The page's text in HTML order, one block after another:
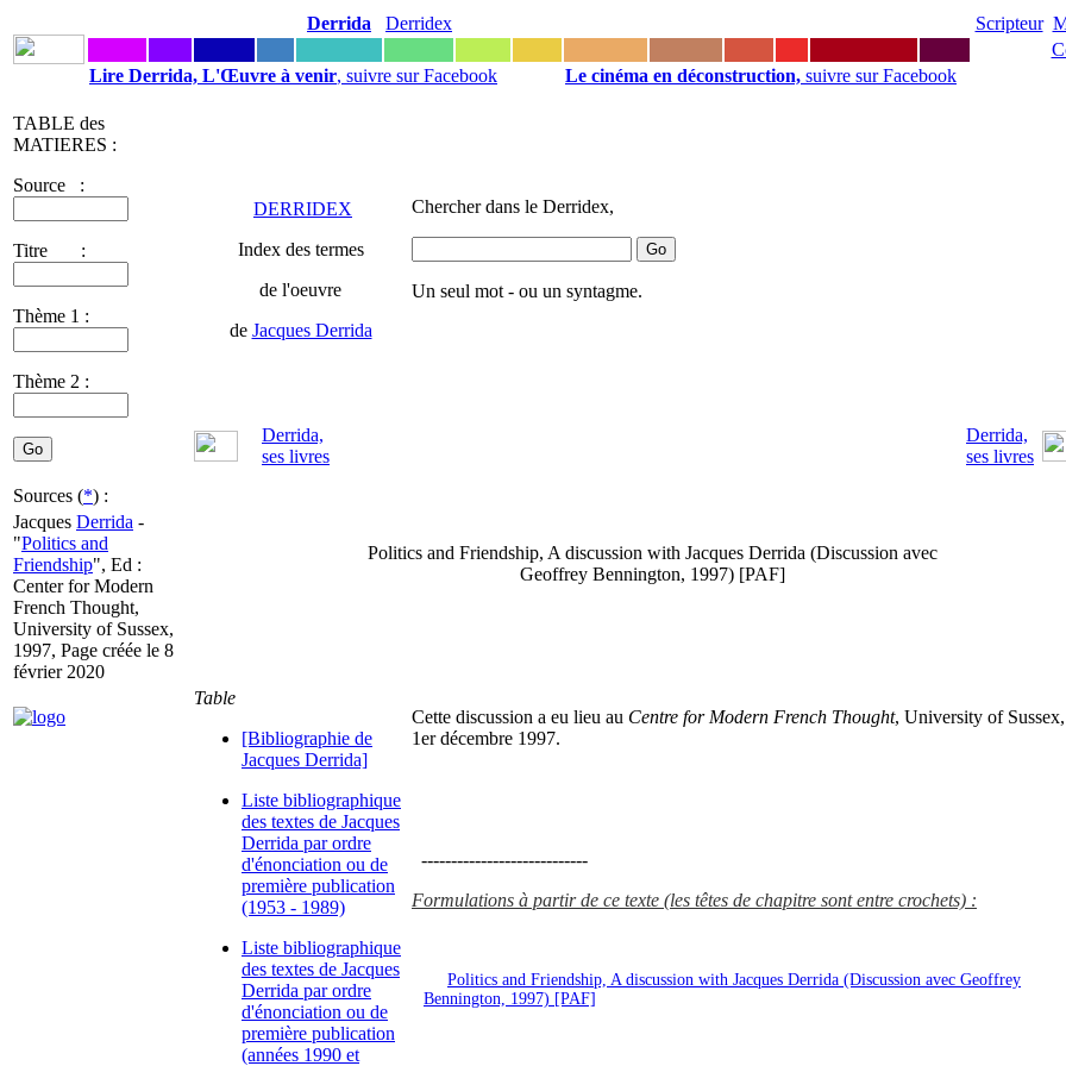
Derrida Derridex Scripteur
Lire Derrida, L'Œuvre à venir, suivre sur Facebook Le cinéma en déconstruction, suivre sur Facebook
TABLE des
MATIERES :
Source :
Titre :
Thème 1 :
Thème 2 :
DERRIDEX
Index des termes
de l'oeuvre
de Jacques Derrida
Chercher dans le Derridex,
Un seul mot - ou un syntagme.
Derrida,
ses livres
Derrida,
ses livres
Sources (*) :
Jacques Derrida -
"Politics and
Friendship", Ed :
Center for Modern
French Thought,
University of Sussex,
1997, Page créée le 8
février 2020
Politics and Friendship, A discussion with Jacques Derrida (Discussion avec
Geoffrey Bennington, 1997) [PAF]
Table
[Bibliographie de
Jacques Derrida]
Liste bibliographique
des textes de Jacques
Derrida par ordre
d'énonciation ou de
première publication
(1953 - 1989)
Liste bibliographique
des textes de Jacques
Derrida par ordre
d'énonciation ou de
première publication
(années 1990 et
Cette discussion a eu lieu au Centre for Modern French Thought, University of
1er décembre 1997.
----------------------------
Formulations à partir de ce texte (les têtes de chapitre sont entre crochets) :
Politics and Friendship, A discussion with Jacques Derrida (Discussion avec Geoffrey
Bennington, 1997) [PAF]